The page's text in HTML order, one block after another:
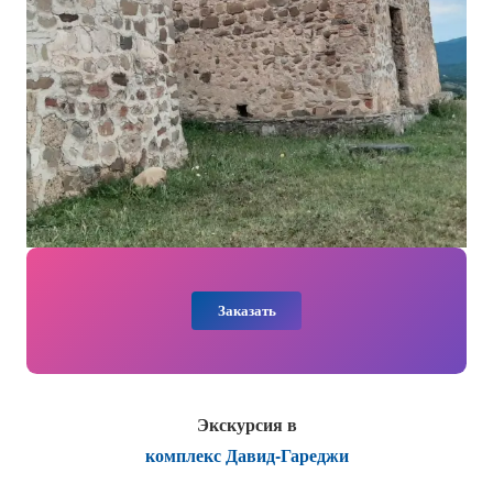
Заказать
Экскурсия в
комплекс Давид-Гареджи